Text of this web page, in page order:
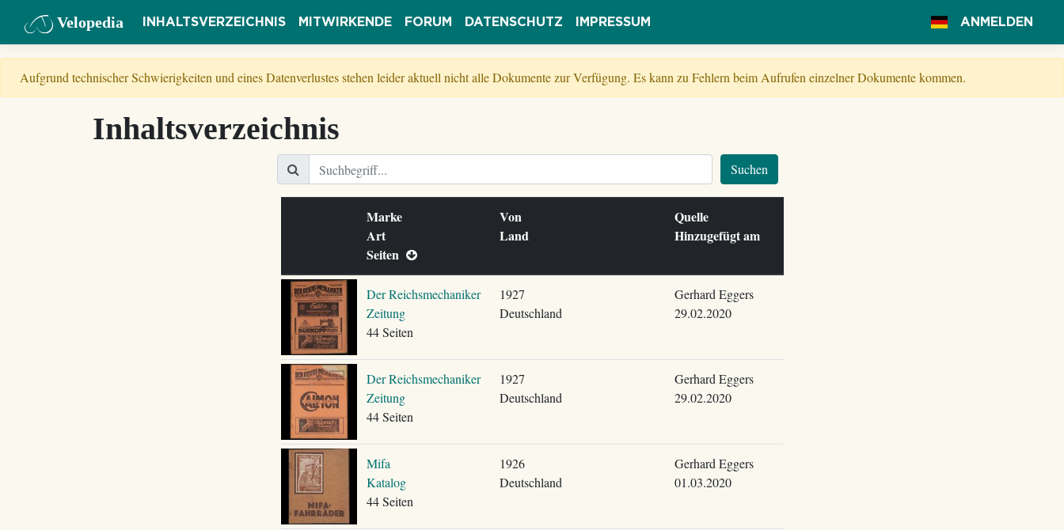
Velopedia INHALTSVERZEICHNIS MITWIRKENDE FORUM DATENSCHUTZ IMPRESSUM ANMELDEN
Aufgrund technischer Schwierigkeiten und eines Datenverlustes stehen leider aktuell nicht alle Dokumente zur Verfügung. Es kann zu Fehlern beim Aufrufen einzelner Dokumente kommen.
Inhaltsverzeichnis
Suchen
Marke
Art
Seiten
Von
Land
Quelle
Hinzugefügt am
Der Reichsmechaniker
Zeitung
44 Seiten
1927
Deutschland
Gerhard Eggers
29.02.2020
Der Reichsmechaniker
Zeitung
44 Seiten
1927
Deutschland
Gerhard Eggers
29.02.2020
Mifa
Katalog
44 Seiten
1926
Deutschland
Gerhard Eggers
01.03.2020